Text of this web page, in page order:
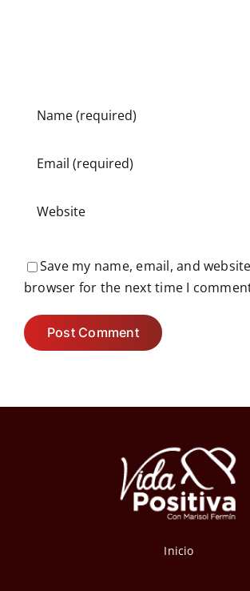
Save my name, email, and
browser for the next time I
Inicio